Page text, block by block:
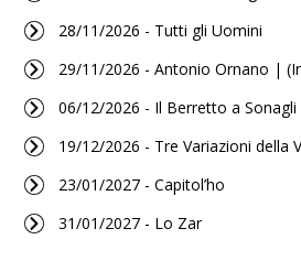
28/11/2026 - Tutti gli Uomini
29/11/2026 - Antonio Ornano |
06/12/2026 - Il Berretto a Sonagli
19/12/2026 - Tre Variazioni della
23/01/2027 - Capitol’ho
31/01/2027 - Lo Zar